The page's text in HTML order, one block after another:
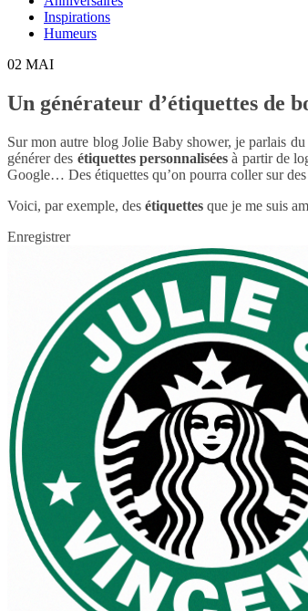
Inspirations
Humeurs
02 MAI
Un générateur d’étiquettes de
Sur mon autre blog Jolie Baby shower, je parlais du
générer des étiquettes personnalisées à partir de
Google… Des étiquettes qu’on pourra coller sur
Voici, par exemple, des étiquettes que je me suis
Enregistrer